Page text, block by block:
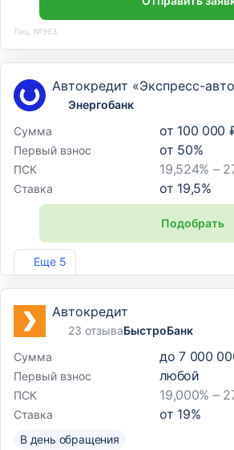
Лиц. №963
Еще 5
Автокредит «Экспресс-
Энергобанк
Сумма
от 100 000
Первый взнос от 50%
ПСК 19,524% –
Ставка от 19,5%
Подобрать
Лиц. №67
Автокредит
23 отзываБыстроБанк
Сумма
до 7 000
Первый взнос любой
ПСК 19,000% –
Ставка от 19%
В день обращения